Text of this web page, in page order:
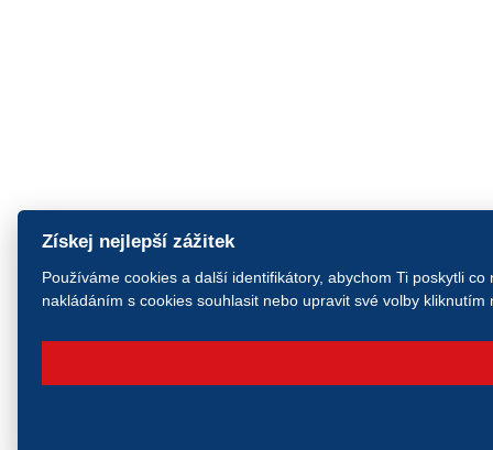
Získej nejlepší zážitek
Používáme cookies a další identifikátory, abychom Ti poskytli
nakládáním s cookies souhlasit nebo upravit své volby